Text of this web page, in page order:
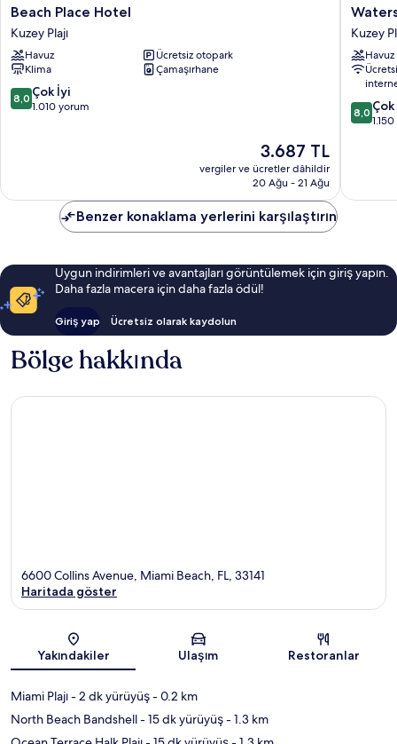
Beach
Place
Hotel
Kuzey
Plajı
Beach Place Hotel
Kuzey Plajı
Havuz
Ücretsiz otopark
Klima
Çamaşırhane
10
üzerinden
8,0 Çok İyi
1.010 yorum
Güncel
fiyat:
3.687 TL
3.687 TL
vergiler ve ücretler dâhildir
20 Ağu - 21 Ağu
Hotel
and
Suites
Kuzey
Plajı
Kuzey
Havuz
10
yorum
8,0
Benzer konaklama yerlerini karşılaştırın
Uygun indirimleri ve avantajları görüntülemek için giriş yapın.
Daha fazla macera için daha fazla ödül!
Giriş yap Ücretsiz olarak kaydolun
Bölge hakkında
Harita
6600 Collins Avenue, Miami Beach, FL, 33141
Haritada göster
Yakındakiler Ulaşım Restoranlar
Miami Plajı- 2 dk yürüyüş- 0.2 km
North Beach Bandshell- 15 dk yürüyüş- 1.3 km